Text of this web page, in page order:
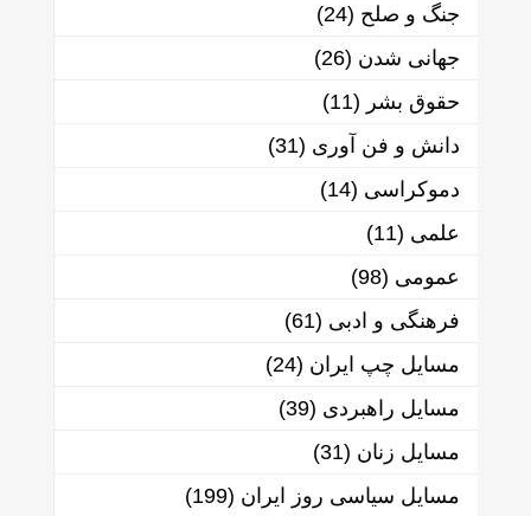
جنگ و صلح (24)
جهانی شدن (26)
حقوق بشر (11)
دانش و فن آوری (31)
دموکراسی (14)
علمی (11)
عمومی (98)
فرهنگی و ادبی (61)
مسایل چپ ایران (24)
مسایل راهبردی (39)
مسایل زنان (31)
مسایل سیاسی روز ایران (199)